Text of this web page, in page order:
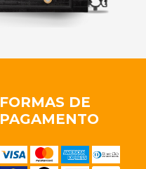
FORMAS DE
PAGAMENTO